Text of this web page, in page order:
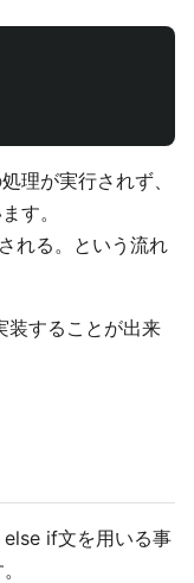
理が実行されず、
す。
れる。という流れ
装することが出来
if文を用いる事